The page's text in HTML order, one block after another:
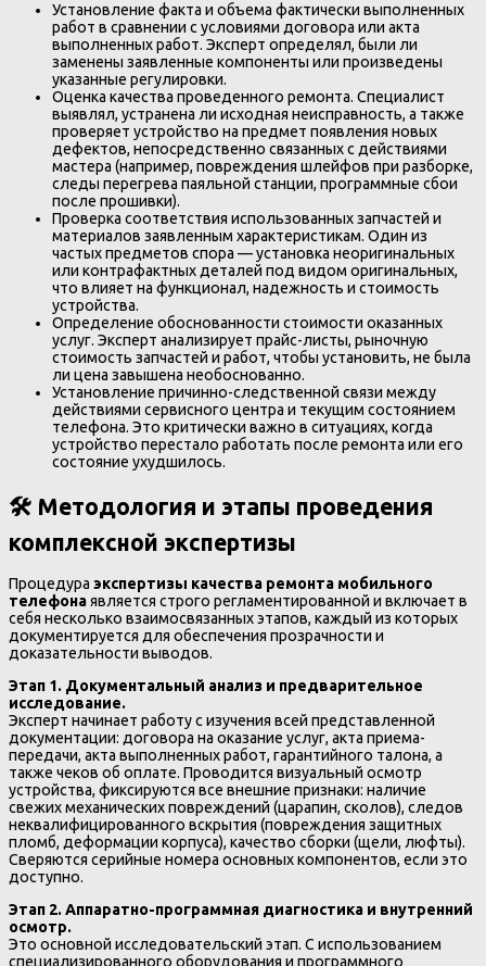
Установление факта и объема фактически выполненных
работ в сравнении с условиями договора или акта
выполненных работ. Эксперт определял, были ли
заменены заявленные компоненты или произведены
указанные регулировки.
Оценка качества проведенного ремонта. Специалист
выявлял, устранена ли исходная неисправность, а также
проверяет устройство на предмет появления новых
дефектов, непосредственно связанных с действиями
мастера (например, повреждения шлейфов при разборке,
следы перегрева паяльной станции, программные сбои
после прошивки).
Проверка соответствия использованных запчастей и
материалов заявленным характеристикам. Один из
частых предметов спора — установка неоригинальных
или контрафактных деталей под видом оригинальных,
что влияет на функционал, надежность и стоимость
устройства.
Определение обоснованности стоимости оказанных
услуг. Эксперт анализирует прайс-листы, рыночную
стоимость запчастей и работ, чтобы установить, не была
ли цена завышена необоснованно.
Установление причинно-следственной связи между
действиями сервисного центра и текущим состоянием
телефона. Это критически важно в ситуациях, когда
устройство перестало работать после ремонта или его
состояние ухудшилось.
🛠️ Методология и этапы проведения
комплексной экспертизы
Процедура экспертизы качества ремонта мобильного
телефонаявляется строго регламентированной и включает в
себя несколько взаимосвязанных этапов, каждый из которых
документируется для обеспечения прозрачности и
доказательности выводов.
Этап 1. Документальный анализ и предварительное
исследование.
Эксперт начинает работу с изучения всей представленной
документации: договора на оказание услуг, акта приема-
передачи, акта выполненных работ, гарантийного талона, а
также чеков об оплате. Проводится визуальный осмотр
устройства, фиксируются все внешние признаки: наличие
свежих механических повреждений (царапин, сколов), следов
неквалифицированного вскрытия (повреждения защитных
пломб, деформации корпуса), качество сборки (щели, люфты).
Сверяются серийные номера основных компонентов, если это
доступно.
Этап 2. Аппаратно-программная диагностика и внутренний
осмотр.
Это основной исследовательский этап. С использованием
специализированного оборудования и программного